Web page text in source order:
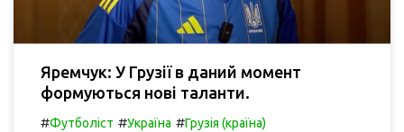
Яремчук: У Грузії в даний момент
формуються нові таланти.
#Футболіст #Україна #Грузія (країна)